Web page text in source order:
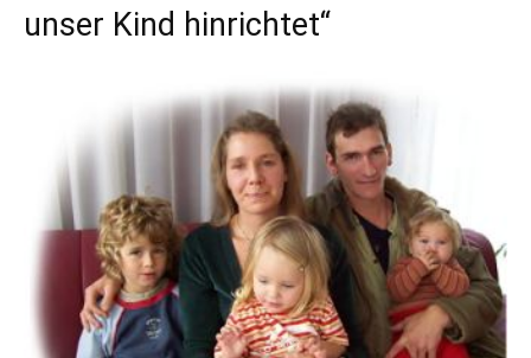
unser Kind hinrichtet“